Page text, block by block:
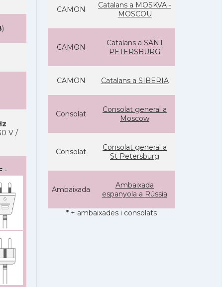
)
V /
-
CAMON
Catalans a MOSKVA -
MOSCOU
CAMON
Catalans a SANT
PETERSBURG
CAMON Catalans a SIBERIA
Consolat
Consolat general a
Moscow
Consolat
Consolat general a
St Petersburg
Ambaixada
Ambaixada
espanyola a Rússia
* + ambaixades i consolats